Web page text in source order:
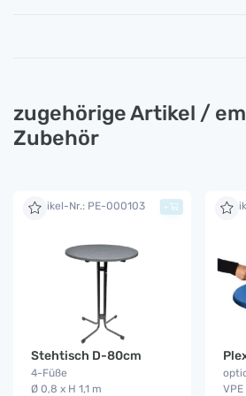
zugehörige Artikel /
Zubehör
Artikel-Nr.: PE-000103
Stehtisch D-80cm
4-Füße
Ø 0,8 x H 1,1 m
+